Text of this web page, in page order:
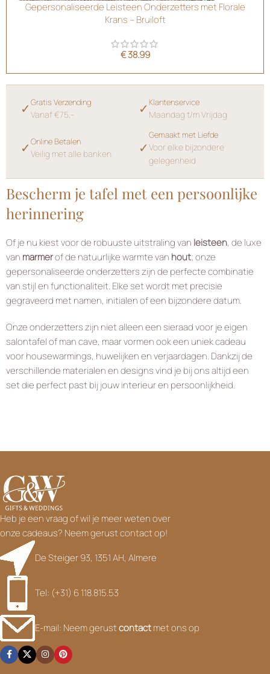
Gepersonaliseerde Leisteen Onderzetters met Florale
Krans – Bruiloft
€38.99
✓ Gratis Verzending
Vanaf €75,- ✓ Klantenservice
Maandag t/m Vrijdag
✓ Online Betalen
Veilig met alle banken ✓
Gemaakt met Liefde
Voor elke bijzondere
gelegenheid
Bescherm je tafel met een persoonlijke
herinnering
Of je nu kiest voor de robuuste uitstraling van leisteen, de luxe
van marmerof de natuurlijke warmte van hout; onze
gepersonaliseerde onderzetters zijn de perfecte combinatie
van stijl en functionaliteit. Elke set wordt met precisie
gegraveerd met namen, initialen of een bijzondere datum.
Onze onderzetters zijn niet alleen een sieraad voor je eigen
salontafel of man cave, maar vormen ook een uniek cadeau
voor housewarmings, huwelijken en verjaardagen. Dankzij de
verschillende materialen en designs vind je bij ons altijd een
set die perfect past bij jouw interieur en persoonlijkheid.
Heb je een vraag of wil je meer weten over
onze cadeaus? Neem gerust contact op!
De Steiger 93, 1351 AH, Almere
Tel: (+31) 6 118.815.53
E-mail: Neem gerustcontactmet ons op